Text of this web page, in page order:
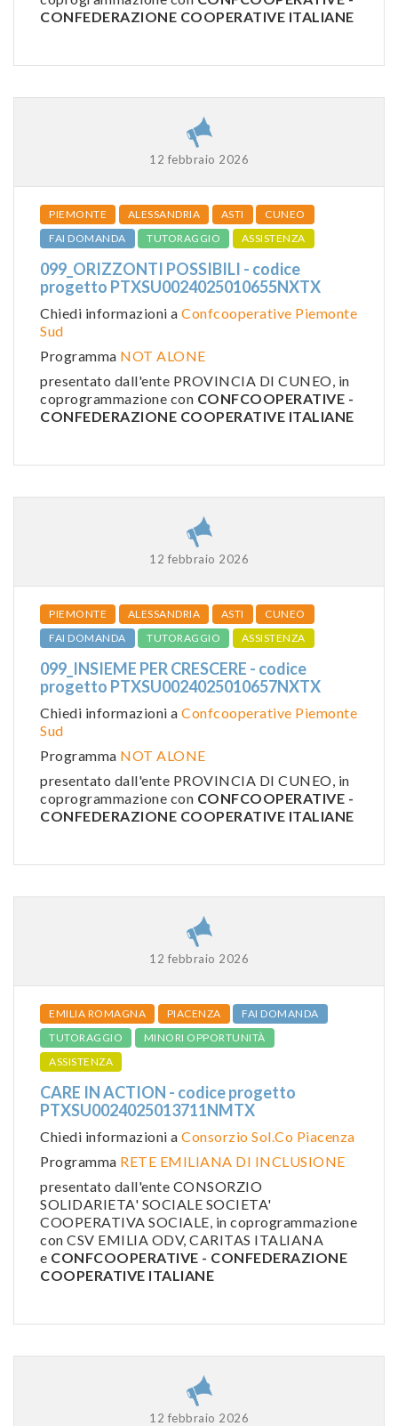
CONFEDERAZIONE COOPERATIVE ITALIANE
12 febbraio 2026
PIEMONTE ALESSANDRIA ASTI
CUNEO
FAI DOMANDA
TUTORAGGIO ASSISTENZA
099_ORIZZONTI POSSIBILI - codice
progetto PTXSU0024025010655NXTX
Chiedi informazioni a Confcooperative Piemonte
Sud
Programma NOT ALONE
presentato dall'ente PROVINCIA DI CUNEO, in
coprogrammazione con CONFCOOPERATIVE -
CONFEDERAZIONE COOPERATIVE ITALIANE
12 febbraio 2026
PIEMONTE ALESSANDRIA ASTI
CUNEO
FAI DOMANDA
TUTORAGGIO ASSISTENZA
099_INSIEME PER CRESCERE - codice
progetto PTXSU0024025010657NXTX
Chiedi informazioni a Confcooperative Piemonte
Sud
Programma NOT ALONE
presentato dall'ente PROVINCIA DI CUNEO, in
coprogrammazione con CONFCOOPERATIVE -
CONFEDERAZIONE COOPERATIVE ITALIANE
12 febbraio 2026
EMILIA ROMAGNA PIACENZA
FAI DOMANDA
TUTORAGGIO
MINORI OPPORTUNITÀ
ASSISTENZA
CARE IN ACTION - codice progetto
PTXSU0024025013711NMTX
Chiedi informazioni a Consorzio Sol.Co Piacenza
Programma RETE EMILIANA DI INCLUSIONE
presentato dall'ente CONSORZIO
SOLIDARIETA' SOCIALE SOCIETA'
COOPERATIVA SOCIALE, in coprogrammazione
con CSV EMILIA ODV, CARITAS ITALIANA
e CONFCOOPERATIVE - CONFEDERAZIONE
COOPERATIVE ITALIANE
12 febbraio 2026